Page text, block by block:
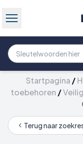
Startpagina /
toebehoren /
Terug naar